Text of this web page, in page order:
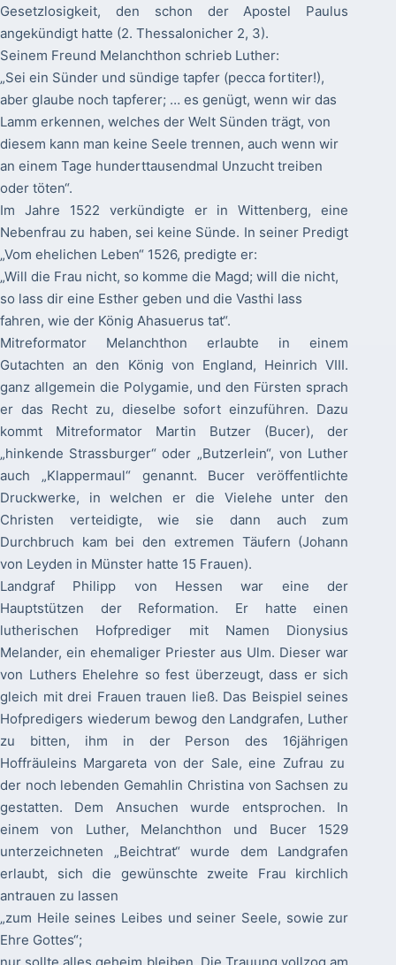
Gesetzlosigkeit, den schon der Apostel Paulus
angekündigt hatte (2. Thessalonicher 2, 3).
Seinem Freund Melanchthon schrieb Luther:
„Sei ein Sünder und sündige tapfer (pecca fortiter!),
aber glaube noch tapferer; … es genügt, wenn wir das
Lamm erkennen, welches der Welt Sünden trägt, von
diesem kann man keine Seele trennen, auch wenn wir
an einem Tage hunderttausendmal Unzucht treiben
oder töten“.
Im Jahre 1522 verkündigte er in Wittenberg, eine
Nebenfrau zu haben, sei keine Sünde. In seiner Predigt
„Vom ehelichen Leben“ 1526, predigte er:
„Will die Frau nicht, so komme die Magd; will die nicht,
so lass dir eine Esther geben und die Vasthi lass
fahren, wie der König Ahasuerus tat“.
Mitreformator Melanchthon erlaubte in einem
Gutachten an den König von England, Heinrich VIII.
ganz allgemein die Polygamie, und den Fürsten sprach
er das Recht zu, dieselbe sofort einzuführen. Dazu
kommt Mitreformator Martin Butzer (Bucer), der
„hinkende Strassburger“ oder „Butzerlein“, von Luther
auch „Klappermaul“ genannt. Bucer veröffentlichte
Druckwerke, in welchen er die Vielehe unter den
Christen verteidigte, wie sie dann auch zum
Durchbruch kam bei den extremen Täufern (Johann
von Leyden in Münster hatte 15 Frauen).
Landgraf Philipp von Hessen war eine der
Hauptstützen der Reformation. Er hatte einen
lutherischen Hofprediger mit Namen Dionysius
Melander, ein ehemaliger Priester aus Ulm. Dieser war
von Luthers Ehelehre so fest überzeugt, dass er sich
gleich mit drei Frauen trauen ließ. Das Beispiel seines
Hofpredigers wiederum bewog den Landgrafen, Luther
zu bitten, ihm in der Person des 16jährigen
Hoffräuleins Margareta von der Sale, eine Zufrau zu
der noch lebenden Gemahlin Christina von Sachsen zu
gestatten. Dem Ansuchen wurde entsprochen. In
einem von Luther, Melanchthon und Bucer 1529
unterzeichneten „Beichtrat“ wurde dem Landgrafen
erlaubt, sich die gewünschte zweite Frau kirchlich
antrauen zu lassen
„zum Heile seines Leibes und seiner Seele, sowie zur
Ehre Gottes“;